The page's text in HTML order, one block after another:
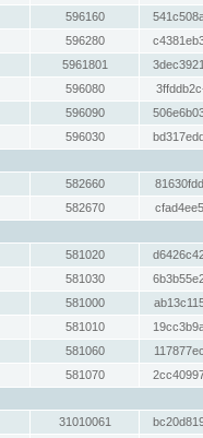
596160
596280
5961801
596080
596090
596030
582660
582670
581020
581030
581000
581010
581060
581070
31010061